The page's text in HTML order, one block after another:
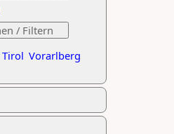
Tirol Vorarlberg